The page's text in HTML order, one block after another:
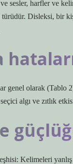
sesler, harfler ve
Disleksi, bir
genel olarak (Tablo
algı ve zıtlık
Kelimeleri